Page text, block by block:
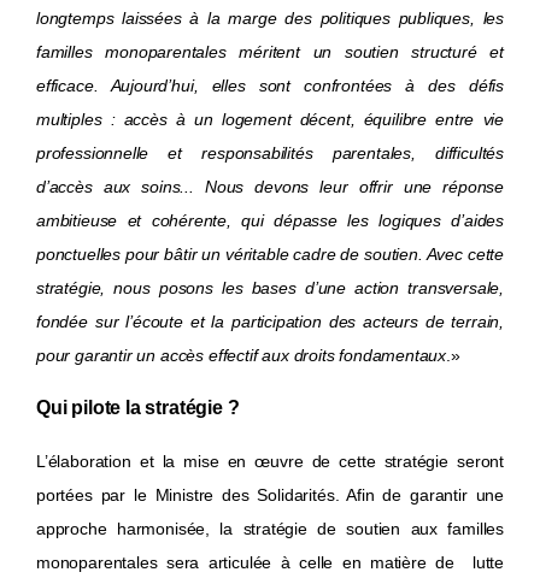
longtemps laissées à la marge des politiques publiques, les
familles monoparentales méritent un soutien structuré et
efficace. Aujourd’hui, elles sont confrontées à des défis
multiples : accès à un logement décent, équilibre entre vie
professionnelle et responsabilités parentales, difficultés
d’accès aux soins... Nous devons leur offrir une réponse
ambitieuse et cohérente, qui dépasse les logiques d’aides
ponctuelles pour bâtir un véritable cadre de soutien. Avec cette
stratégie, nous posons les bases d’une action transversale,
fondée sur l’écoute et la participation des acteurs de terrain,
pour garantir un accès effectif aux droits fondamentaux .»
Qui pilote la stratégie ?
L’élaboration et la mise en œuvre de cette stratégie seront
portées par le Ministre des Solidarités. Afin de garantir une
approche harmonisée, la stratégie de soutien aux familles
monoparentales sera articulée à celle en matière de lutte